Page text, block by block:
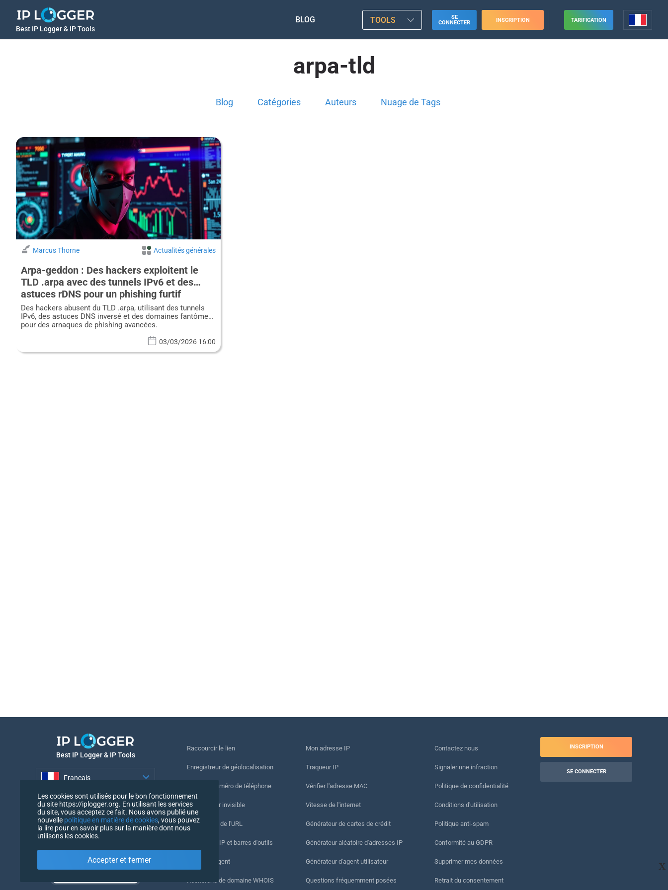
Best IP Logger & IP Tools
BLOG TOOLS
SE
CONNECTER
INSCRIPTION TARIFICATION
arpa-tld
Blog Catégories Auteurs Nuage de Tags
Marcus Thorne Actualités générales
Arpa-geddon : Des hackers exploitent le
TLD .arpa avec des tunnels IPv6 et des
astuces rDNS pour un phishing furtif
Des hackers abusent du TLD .arpa, utilisant des tunnels
IPv6, des astuces DNS inversé et des domaines fantômes
pour des arnaques de phishing avancées.
03/03/2026 16:00
X
Best IP Logger & IP Tools
Français
Français
Raccourcir le lien
Enregistreur de géolocalisation
Suivre le numéro de téléphone
Enregistreur invisible
Vérification de l'URL
Compteurs IP et barres d'outils
Mon UserAgent
Recherche de domaine WHOIS
Mon adresse IP
Traqueur IP
Vérifier l'adresse MAC
Vitesse de l'internet
Générateur de cartes de crédit
Générateur aléatoire d'adresses IP
Générateur d'agent utilisateur
Questions fréquemment posées
Contactez nous
Signaler une infraction
Politique de confidentialité
Conditions d'utilisation
Politique anti-spam
Conformité au GDPR
Supprimer mes données
Retrait du consentement
INSCRIPTION
SE CONNECTER
Les cookies sont utilisés pour le bon fonctionnement
du site https://iplogger.org. En utilisant les services
du site, vous acceptez ce fait. Nous avons publié une
nouvelle politique en matière de cookies, vous pouvez
la lire pour en savoir plus sur la manière dont nous
utilisons les cookies.
Accepter et fermer